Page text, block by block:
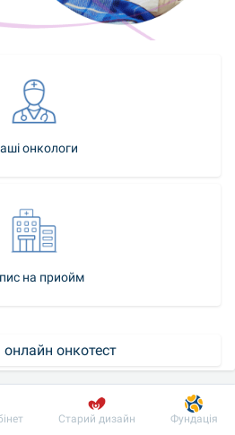
онкологи
на приойм
онкотест
скринінгів
нашим пацієнтом
Пацієнту
Старий дизайн Фундація